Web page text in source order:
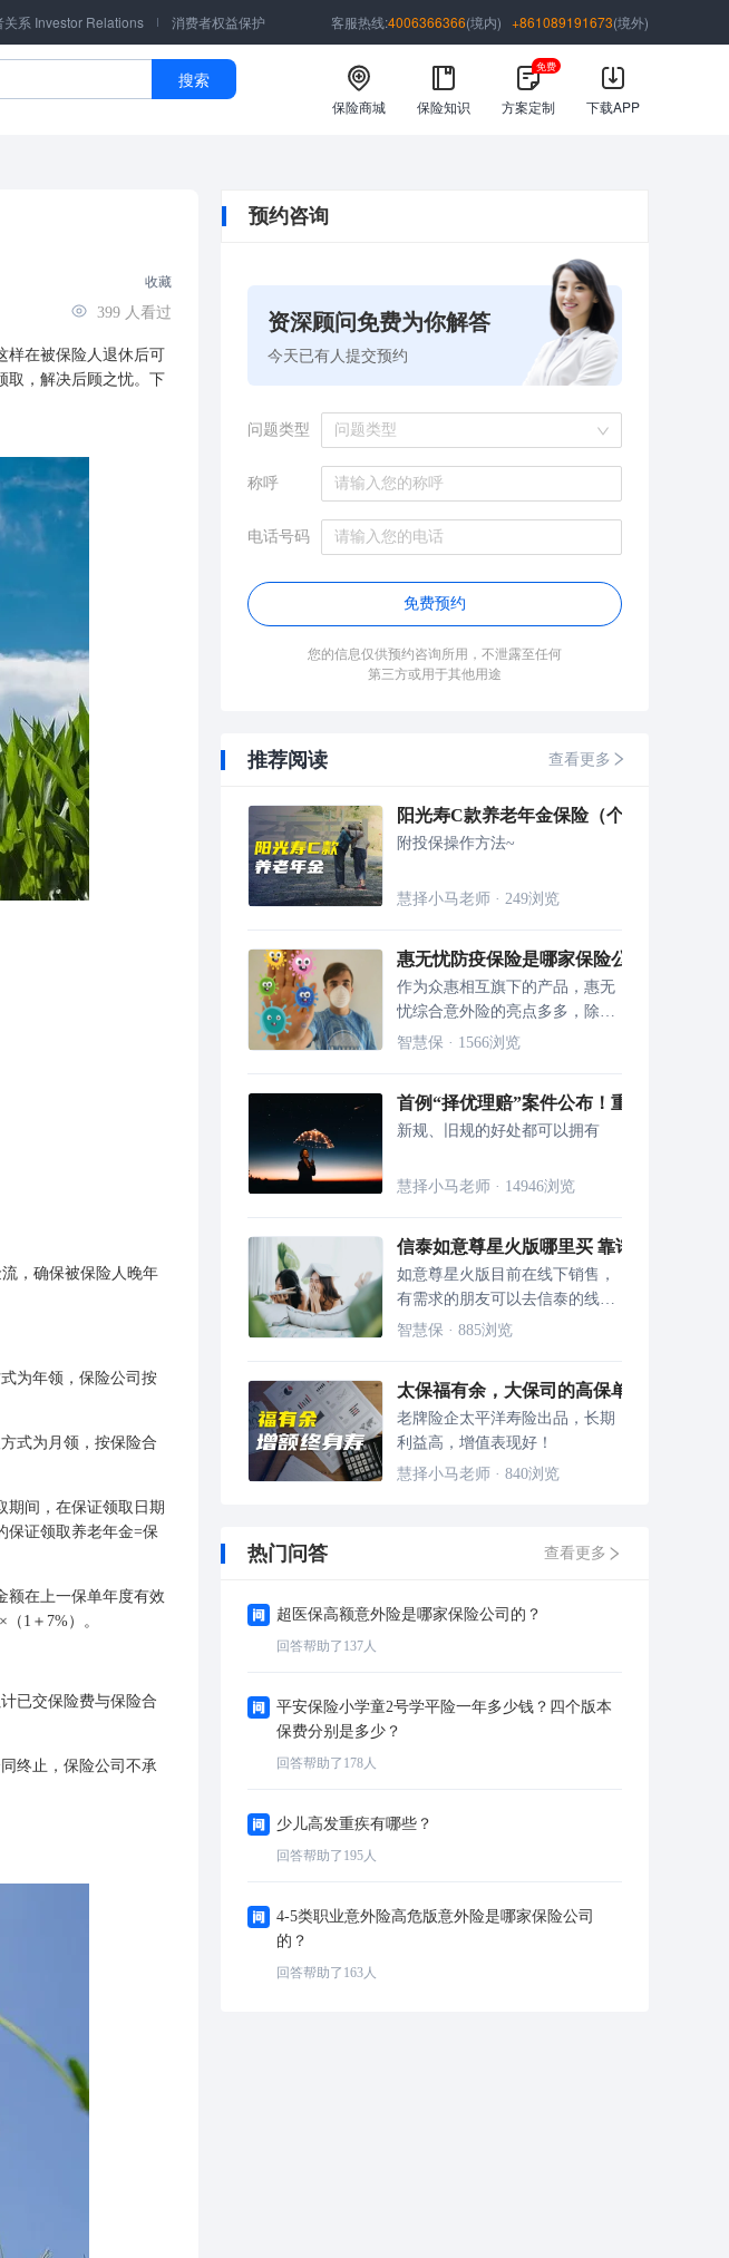
关系 Investor Relations 消费者权益保护 客服热线:4006366366(境内) +861089191673(境外)
搜索
保险商城 保险知识 方案定制
免费
下载APP
收藏
399 人看过
样在被保险人退休后可
取，解决后顾之忧。下
，确保被保险人晚年
为年领，保险公司按
式为月领，按保险合
期间，在保证领取日期
保证领取养老年金=保
在上一保单年度有效
1＋7%）。
已交保险费与保险合
终止，保险公司不承
预约咨询
资深顾问免费为你解答
今天已有人提交预约
问题类型 问题类型
称呼
电话号码
免费预约
您的信息仅供预约咨询所用，不泄露至任何
第三方或用于其他用途
推荐阅读 查看更多
阳光寿C款养老年金保险（个养版）值得
附投保操作方法~
慧择小马老师 · 249浏览
惠无忧防疫保险是哪家保险公司 保障内容
作为众惠相互旗下的产品，惠无
忧综合意外险的亮点多多，除了
新冠肺炎保障外，还含猝死保
智慧保 · 1566浏览
首例“择优理赔”案件公布！重疾险理赔更
新规、旧规的好处都可以拥有
慧择小马老师 · 14946浏览
信泰如意尊星火版哪里买 靠谱吗
如意尊星火版目前在线下销售，
有需求的朋友可以去信泰的线下
营业厅进行选购，也可以登录慧
智慧保 · 885浏览
太保福有余，大保司的高保单利益增额寿
老牌险企太平洋寿险出品，长期
利益高，增值表现好！
慧择小马老师 · 840浏览
热门问答 查看更多
超医保高额意外险是哪家保险公司的？
回答帮助了 137人
平安保险小学童2号学平险一年多少钱？四个版本
保费分别是多少？
回答帮助了 178人
少儿高发重疾有哪些？
回答帮助了 195人
4-5类职业意外险高危版意外险是哪家保险公司
的？
回答帮助了 163人